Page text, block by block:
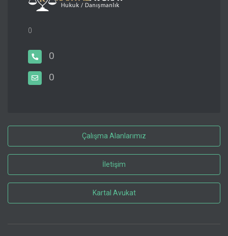
0
0
0
Çalışma Alanlarımız
İletişim
Kartal Avukat